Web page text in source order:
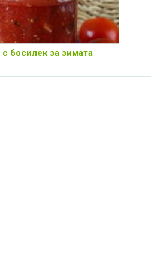
босилек за зимата